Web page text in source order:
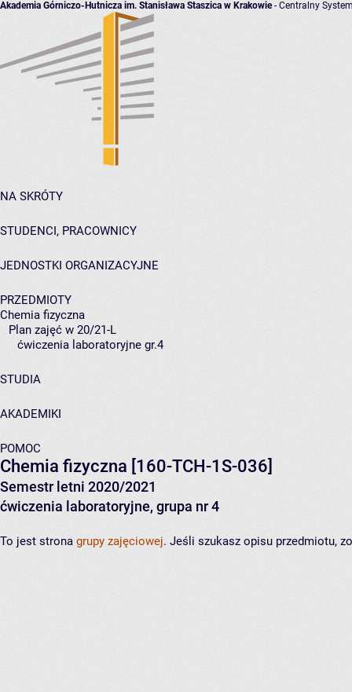
Akademia Górniczo-Hutnicza im. Stanisława Staszica w Krakowie- Centralny
NA SKRÓTY
STUDENCI, PRACOWNICY
JEDNOSTKI ORGANIZACYJNE
PRZEDMIOTY
Chemia fizyczna
Plan zajęć w 20/21-L
ćwiczenia laboratoryjne gr.4
STUDIA
AKADEMIKI
POMOC
Chemia fizyczna [160-TCH-1S-036]
Semestr letni 2020/2021
ćwiczenia laboratoryjne, grupa nr 4
To jest strona grupy zajęciowej. Jeśli szukasz opisu przedmiotu,